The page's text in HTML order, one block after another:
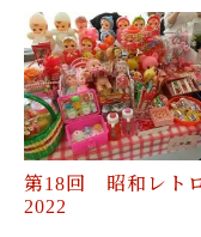
第18回 昭和レト
2022